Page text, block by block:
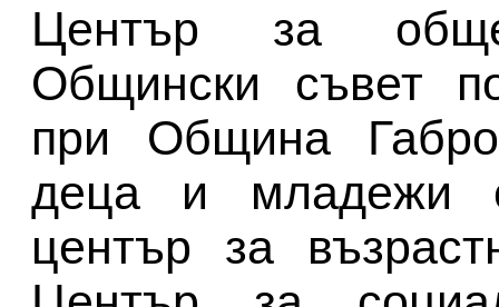
Център за
Общински съвет
при Община
деца и младежи
център за